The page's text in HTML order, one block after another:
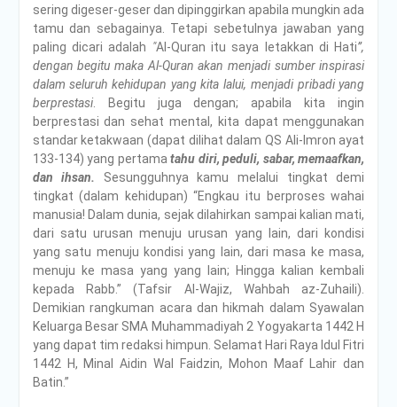
sering digeser-geser dan dipinggirkan apabila mungkin ada
tamu dan sebagainya. Tetapi sebetulnya jawaban yang
paling dicari adalah "Al-Quran itu saya letakkan di Hati”,
dengan begitu maka Al-Quran akan menjadi sumber inspirasi
dalam seluruh kehidupan yang kita lalui, menjadi pribadi yang
berprestasi. Begitu juga dengan; apabila kita ingin
berprestasi dan sehat mental, kita dapat menggunakan
standar ketakwaan (dapat dilihat dalam QS Ali-Imron ayat
133-134) yang pertamatahu diri, peduli, sabar, memaafkan,
dan ihsan. Sesungguhnya kamu melalui tingkat demi
tingkat (dalam kehidupan) “Engkau itu berproses wahai
manusia! Dalam dunia, sejak dilahirkan sampai kalian mati,
dari satu urusan menuju urusan yang lain, dari kondisi
yang satu menuju kondisi yang lain, dari masa ke masa,
menuju ke masa yang yang lain; Hingga kalian kembali
kepada Rabb.” (Tafsir Al-Wajiz, Wahbah az-Zuhaili).
Demikian rangkuman acara dan hikmah dalam Syawalan
Keluarga Besar SMA Muhammadiyah 2 Yogyakarta 1442 H
yang dapat tim redaksi himpun. Selamat Hari Raya Idul Fitri
1442 H, Minal Aidin Wal Faidzin, Mohon Maaf Lahir dan
Batin.”